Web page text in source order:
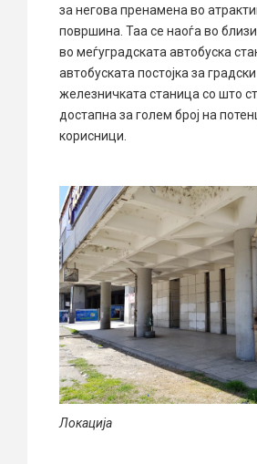
за негова пренамена во
површина. Таа се наоѓа во
во меѓуградската автобуска
автобуската постојка за
железничката станица со што
достапна за голем број на
корисници.
Локација